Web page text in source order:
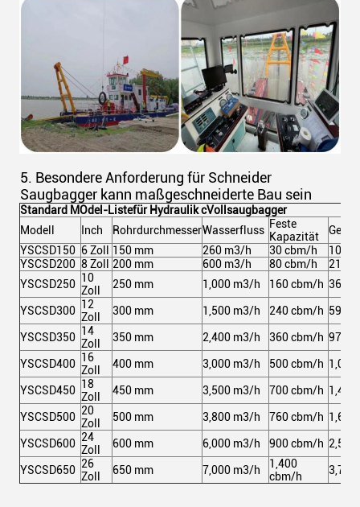
5. Besondere Anforderung für Schneider
Saugbagger kann maßgeschneiderte Bau sein
Standard MOdel-Listefür Hydraulik cVollsaugbagger
Modell
Inch RohrdurchmesserWasserfluss Feste
Kapazität
YSCSD150 6 Zoll 150 mm 260 m3/h 30 cbm/h
102
YSCSD200 8 Zoll 200 mm 600 m3/h 80 cbm/h
213
YSCSD250 10
Zoll
250 mm 1,000 m3/h 160 cbm/h 367
YSCSD300 12
Zoll
300 mm 1,500 m3/h 240 cbm/h 591
YSCSD350 14
Zoll
350 mm 2,400 m3/h 360 cbm/h 971
YSCSD400 16
Zoll
400 mm 3,000 m3/h 500 cbm/h 1,057
YSCSD450 18
Zoll
450 mm 3,500 m3/h 700 cbm/h 1,462
YSCSD500 20
Zoll
500 mm 3,800 m3/h 760 cbm/h 1,648
YSCSD600 24
Zoll
600 mm 6,000 m3/h 900 cbm/h 2,511
YSCSD650 26
Zoll
650 mm 7,000 m3/h
1,400
cbm/h
3,705